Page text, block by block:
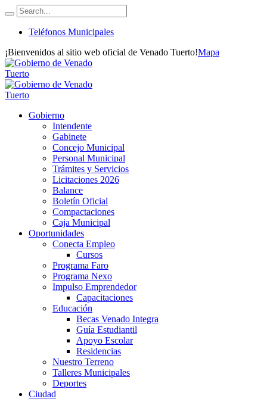
Teléfonos Municipales
¡Bienvenidos al sitio web oficial de Venado Tuerto!Mapa
Gobierno
Intendente
Gabinete
Concejo Municipal
Personal Municipal
Trámites y Servicios
Licitaciones 2026
Balance
Boletín Oficial
Compactaciones
Caja Municipal
Oportunidades
Conecta Empleo
Cursos
Programa Faro
Programa Nexo
Impulso Emprendedor
Capacitaciones
Educación
Becas Venado Integra
Guía Estudiantil
Apoyo Escolar
Residencias
Nuestro Terreno
Talleres Municipales
Deportes
Ciudad